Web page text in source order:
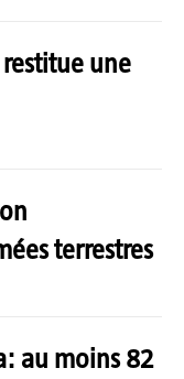
une
terrestres
au moins 82